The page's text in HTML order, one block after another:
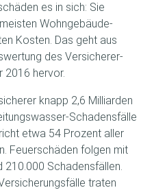
es in sich: Sie
Wohngebäude-
Kosten. Das geht aus
des Versicherer-
2016 hervor.
knapp 2,6 Milliarden
Schadensfälle
etwa 54 Prozent aller
Feuerschäden folgen mit
210.000 Schadensfällen.
traten